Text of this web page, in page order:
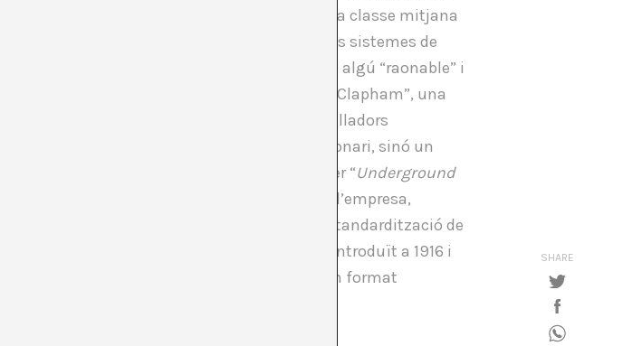
i un sistema per a tothom, associat amb la classe mitjana
dels quals es construïren els complexos sistemes de
britànic l’expressió utilitzada per descriure a algú “raonable” i
conjectures és “l’home a l’òmnibus de Clapham”, una
era un suburbi de classe mitjana per a treballadors
visual fos Frank Pick, no un radical o un visionari, sinó un
victoriana. Com a director de publicitat per “Underground
començà un llarg procés de racionalització a l’empresa,
punta mitjançant l’ús de la publicitat. L’estandardització de
a càrrec de L’Edward Johnston, introduït a 1916 i
andanes amb els noms de les estacions en format
SHARE